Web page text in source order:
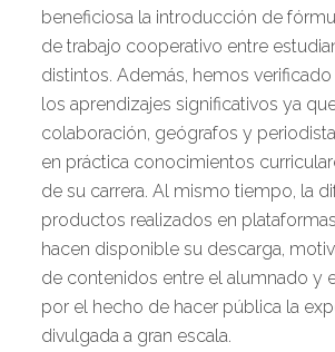
beneficiosa la introducción de
de trabajo cooperativo entre
distintos. Además, hemos
los aprendizajes significativos ya
colaboración, geógrafos y
en práctica conocimientos
de su carrera. Al mismo tiempo, la
productos realizados en
hacen disponible su descarga,
de contenidos entre el alumnado y
por el hecho de hacer pública la
divulgada a gran escala.